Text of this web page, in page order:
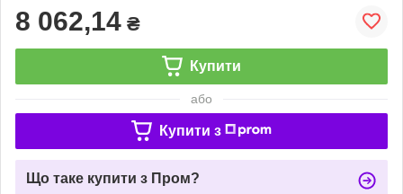
8 062,14 ₴
Купити
або
Купити з
Що таке купити з Пром?